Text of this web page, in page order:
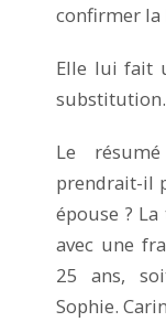
confirmer la
Elle lui fait
substitution.
Le
prendrait-il
épouse ?
avec une
25 ans,
Sophie.